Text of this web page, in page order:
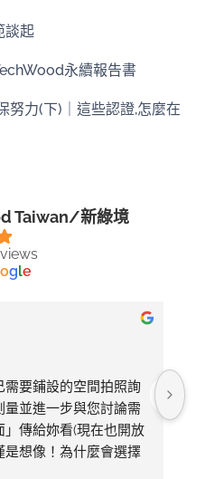
談起
永續報告書
努力(下)｜這些認證,怎麼在
Taiwan/新綠境
ogle
要鋪設的空間拍照詢
量並進一步與您討論需
傳給妳看(現在也開放
想像！為什麼會選擇